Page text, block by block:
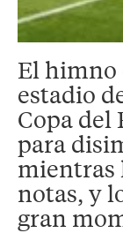
El himno
estadio
Copa del
para
mientras
notas, y
gran